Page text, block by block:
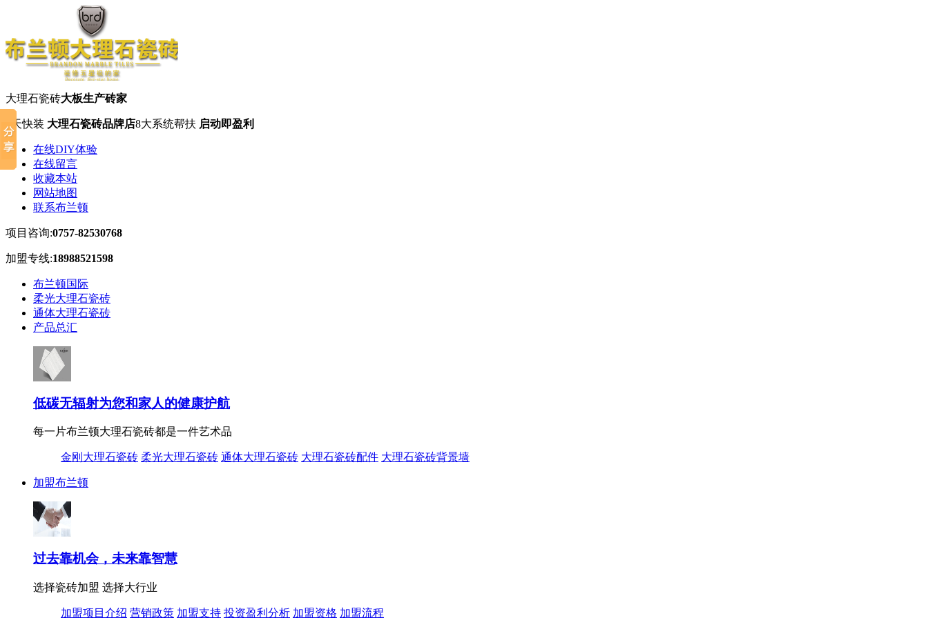
大理石瓷砖大板生产砖家
7天快装 大理石瓷砖品牌店8大系统帮扶 启动即盈利
在线DIY体验
在线留言
收藏本站
网站地图
联系布兰顿
项目咨询:0757-82530768
加盟专线:18988521598
布兰顿国际
柔光大理石瓷砖
通体大理石瓷砖
产品总汇
低碳无辐射为您和家人的健康护航
每一片布兰顿大理石瓷砖都是一件艺术品
金刚大理石瓷砖 柔光大理石瓷砖 通体大理石瓷砖 大理石瓷砖配件 大理石瓷砖背景墙
加盟布兰顿
过去靠机会，未来靠智慧
选择瓷砖加盟 选择大行业
加盟项目介绍 营销政策 加盟支持 投资盈利分析 加盟资格 加盟流程